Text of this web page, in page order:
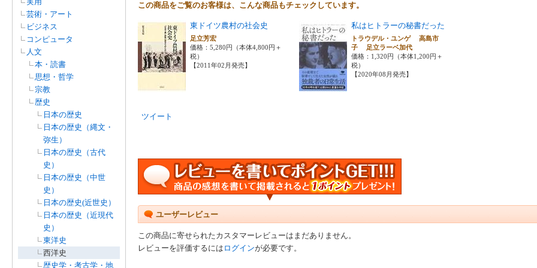
芸術・アート
ビジネス
コンピュータ
人文
本・読書
思想・哲学
宗教
歴史
日本の歴史
日本の歴史（縄文・
弥生）
日本の歴史（古代
史）
日本の歴史（中世
史）
日本の歴史(近世史）
日本の歴史（近現代
史）
東洋史
西洋史
歴史学・考古学・地
この商品をご覧のお客様は、こんな商品もチェックしています。
東ドイツ農村の社会史
足立芳宏
価格：5,280円（本体4,800円＋
税）
【2011年02月発売】
私はヒトラーの秘書だった
トラウデル・ユンゲ 高島市
子 足立ラーベ加代
価格：1,320円（本体1,200円＋
税）
【2020年08月発売】
ツイート
ユーザーレビュー
この商品に寄せられたカスタマーレビューはまだありません。
レビューを評価するには ログインが必要です。